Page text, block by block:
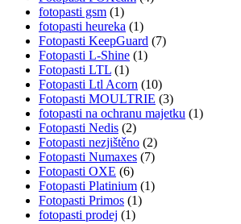
fotopasti gsm (1)
fotopasti heureka (1)
Fotopasti KeepGuard (7)
Fotopasti L-Shine (1)
Fotopasti LTL (1)
Fotopasti Ltl Acorn (10)
Fotopasti MOULTRIE (3)
fotopasti na ochranu majetku (1)
Fotopasti Nedis (2)
Fotopasti nezjištěno (2)
Fotopasti Numaxes (7)
Fotopasti OXE (6)
Fotopasti Platinium (1)
Fotopasti Primos (1)
fotopasti prodej (1)